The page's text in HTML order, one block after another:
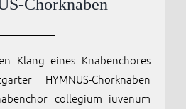
Chorknaben
Klang eines Knabenchores
HYMNUS-Chorknaben
collegium iuvenum